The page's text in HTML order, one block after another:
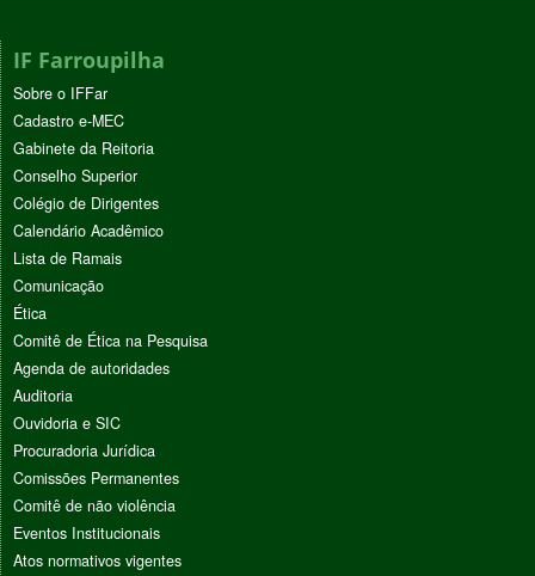
IF Farroupilha
Sobre o IFFar
Cadastro e-MEC
Gabinete da Reitoria
Conselho Superior
Colégio de Dirigentes
Calendário Acadêmico
Lista de Ramais
Comunicação
Ética
Comitê de Ética na Pesquisa
Agenda de autoridades
Auditoria
Ouvidoria e SIC
Procuradoria Jurídica
Comissões Permanentes
Comitê de não violência
Eventos Institucionais
Atos normativos vigentes